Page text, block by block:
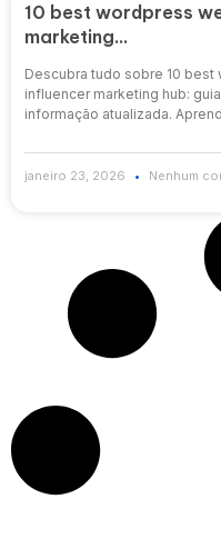
10 best wordpress
marketing…
Descubra tudo sobre 10
influencer marketing hub:
informação atualizada.
janeiro 23, 2026 Nenhum